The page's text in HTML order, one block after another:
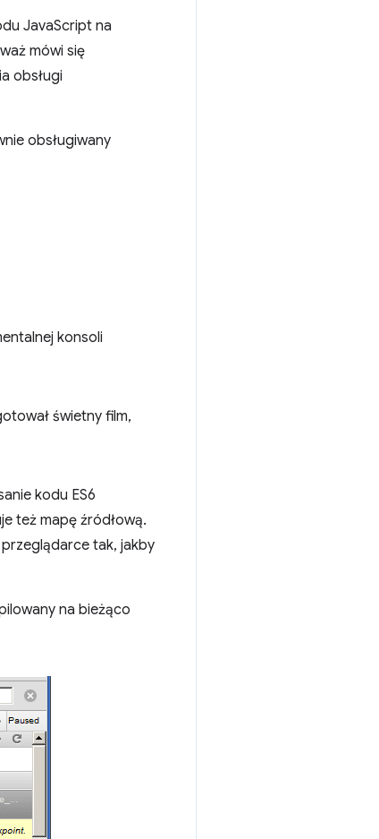
JavaScript na
mówi się
obsługi
obsługiwany
konsoli
świetny film,
kodu ES6
też mapę źródłową.
przeglądarce tak, jakby
na bieżąco